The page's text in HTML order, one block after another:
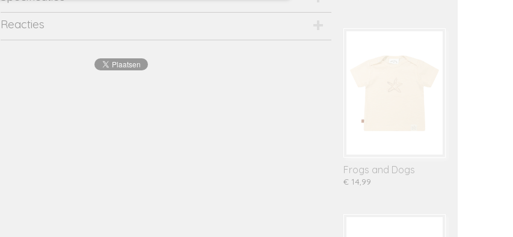
EAN code
Productcode leverancier
24035002
Reacties
Frogs and Dogs
€ 14,99